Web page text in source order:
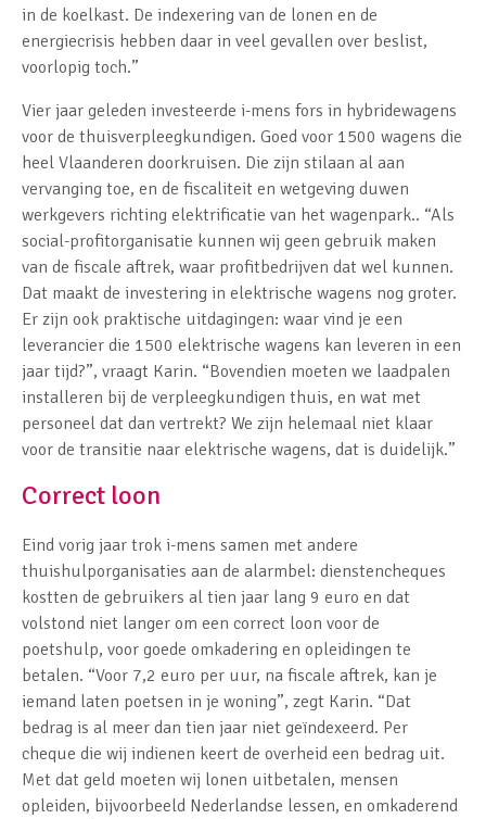
in de koelkast. De indexering van de lonen en de
energiecrisis hebben daar in veel gevallen over beslist,
voorlopig toch.”
Vier jaar geleden investeerde i-mens fors in hybridewagens
voor de thuisverpleegkundigen. Goed voor 1500 wagens die
heel Vlaanderen doorkruisen. Die zijn stilaan al aan
vervanging toe, en de fiscaliteit en wetgeving duwen
werkgevers richting elektrificatie van het wagenpark.. “Als
social-profitorganisatie kunnen wij geen gebruik maken
van de fiscale aftrek, waar profitbedrijven dat wel kunnen.
Dat maakt de investering in elektrische wagens nog groter.
Er zijn ook praktische uitdagingen: waar vind je een
leverancier die 1500 elektrische wagens kan leveren in een
jaar tijd?”, vraagt Karin. “Bovendien moeten we laadpalen
installeren bij de verpleegkundigen thuis, en wat met
personeel dat dan vertrekt? We zijn helemaal niet klaar
voor de transitie naar elektrische wagens, dat is duidelijk.”
Correct loon
Eind vorig jaar trok i-mens samen met andere
thuishulporganisaties aan de alarmbel: dienstencheques
kostten de gebruikers al tien jaar lang 9 euro en dat
volstond niet langer om een correct loon voor de
poetshulp, voor goede omkadering en opleidingen te
betalen. “Voor 7,2 euro per uur, na fiscale aftrek, kan je
iemand laten poetsen in je woning”, zegt Karin. “Dat
bedrag is al meer dan tien jaar niet geïndexeerd. Per
cheque die wij indienen keert de overheid een bedrag uit.
Met dat geld moeten wij lonen uitbetalen, mensen
opleiden, bijvoorbeeld Nederlandse lessen, en omkaderend